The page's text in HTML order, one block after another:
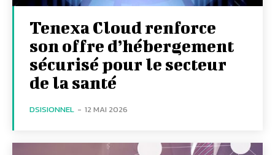
Tenexa Cloud renforce
son offre d’hébergement
sécurisé pour le secteur
de la santé
DSISIONNEL - 12 MAI 2026